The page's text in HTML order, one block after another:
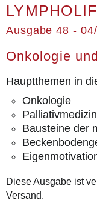
die Publikationen
LYMPHOLIFE
Patienten­ratgeber
Aktuell
Kontakt
Ausgabe 48 -
Onkologie
Hauptthemen in
Onkologie
Palliativmedizin
Bausteine der
Diese Ausgabe ist
Versand.